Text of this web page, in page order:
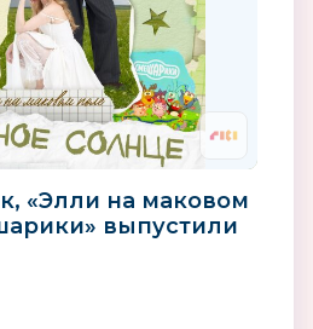
«Элли на маковом
выпустили